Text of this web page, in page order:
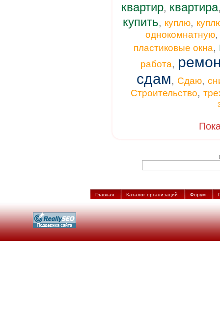
квартир, квартира
купить, куплю,
однокомнатную
пластиковые окна,
работа,
сдам, Сдаю,
Строительство,
Главная Каталог организаций Форум